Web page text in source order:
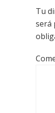
Tu
será